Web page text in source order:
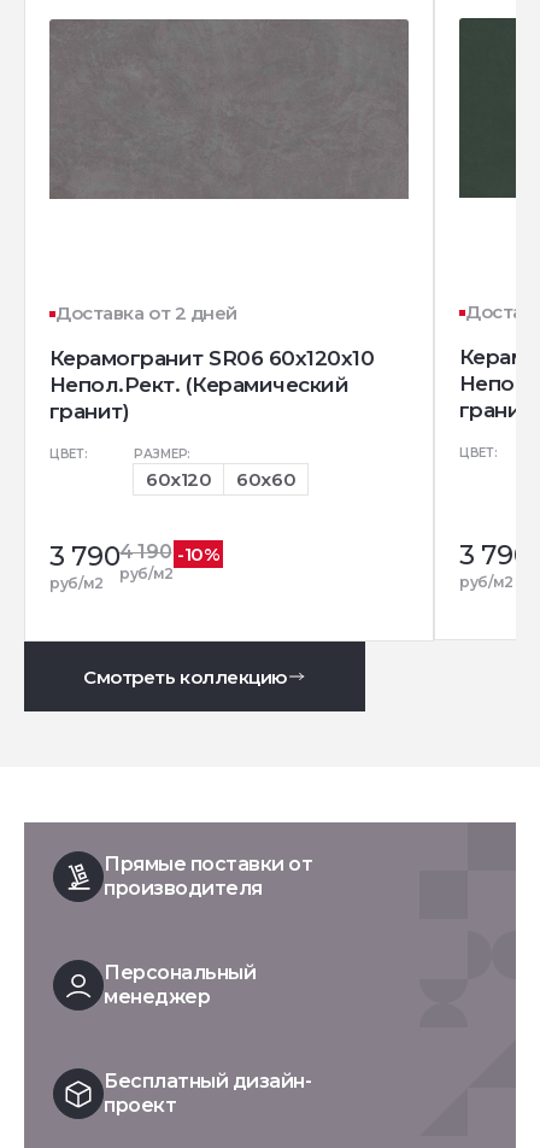
Доставка от 2 дней
Керамогранит SR06 60x120х10
Непол.Рект. (Керамический
гранит)
ЦВЕТ: РАЗМЕР:
60x120 60x60
3 790
руб/м2
4 190
руб/м2
-10%
гранит)
ЦВЕТ:
3 790
руб/м2
Смотреть коллекцию
Прямые поставки от
производителя
Персональный
менеджер
Бесплатный дизайн-
проект